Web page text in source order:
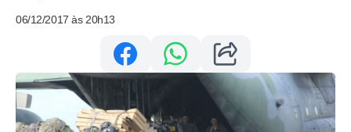
06/12/2017 às 20h13